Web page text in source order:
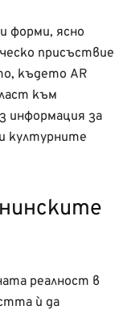
форми, ясно
присъствие
където AR
към
информация за
културните
реалност в
ѝ да